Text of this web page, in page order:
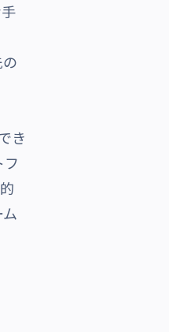
き